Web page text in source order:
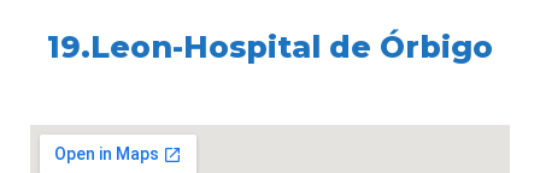
19.Leon-Hospital de Órbigo